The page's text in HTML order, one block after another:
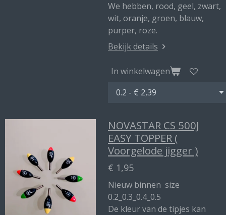
We hebben, rood, geel, zwart,
wit, oranje, groen, blauw,
purper, roze.
Bekijk details
In winkelwagen
NOVASTAR CS 500J
EASY TOPPER (
Voorgelode jigger )
€ 1,95
Nieuw binnen size
0.2_0.3_0.4_0.5
De kleur van de tipjes kan